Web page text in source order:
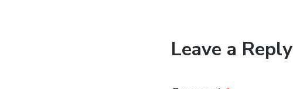
Leave a Reply